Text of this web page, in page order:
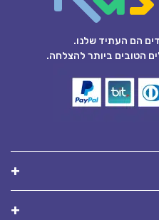
הם העתיד שלנו.
הטובים ביותר להצלחה.